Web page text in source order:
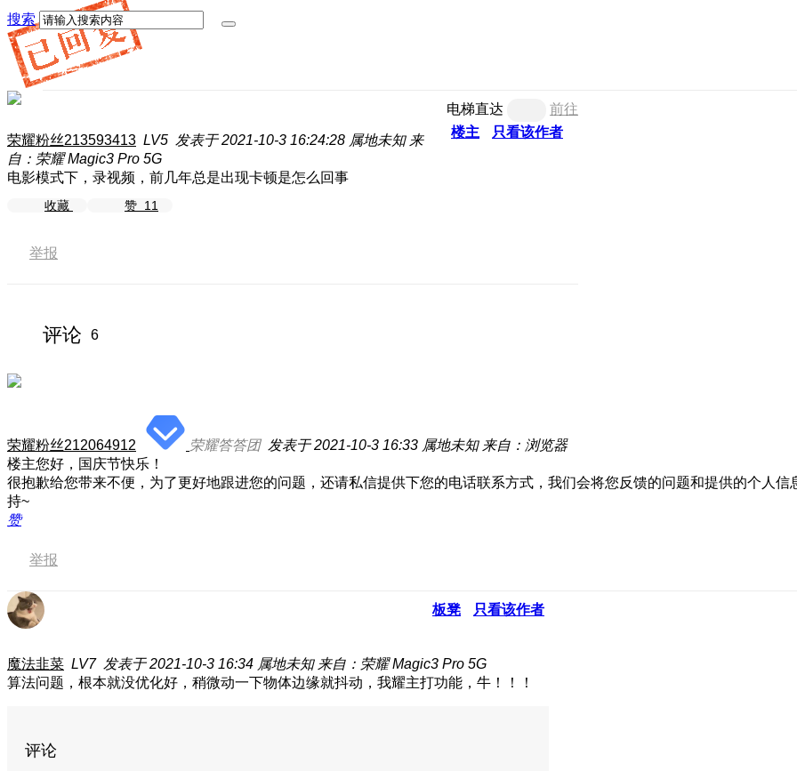
搜索
电梯直达
前往
楼主
只看该作者
荣耀粉丝213593413 LV5 发表于 2021-10-3 16:24:28 属地未知 来
自：荣耀 Magic3 Pro 5G
电影模式下，录视频，前几年总是出现卡顿是怎么回事
收藏 赞 11
举报
评论 6
荣耀粉丝212064912 荣耀答答团 发表于 2021-10-3 16:33 属地未知 来自：浏览器
楼主您好，国庆节快乐！
很抱歉给您带来不便，为了更好地跟进您的问题，还请私信提供下您的电话联系方式，我们会将您反馈的问题和提供的个人
持~
赞
举报
板凳 只看该作者
魔法韭菜 LV7 发表于 2021-10-3 16:34 属地未知 来自：荣耀 Magic3 Pro 5G
算法问题，根本就没优化好，稍微动一下物体边缘就抖动 ，我耀主打功能，牛！！！
评论